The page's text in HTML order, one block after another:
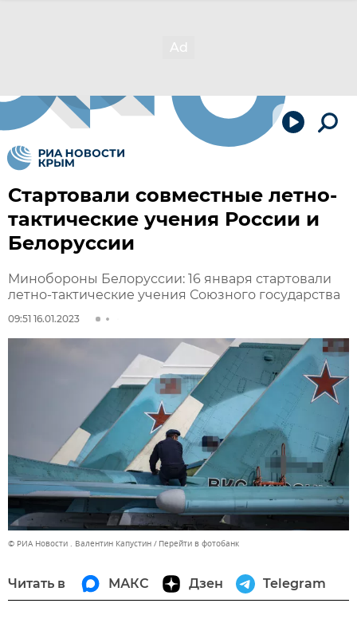
Стартовали совместные летно-
тактические учения России и
Белоруссии
Минобороны Белоруссии: 16 января стартовали
летно-тактические учения Союзного государства
09:51 16.01.2023
© РИА Новости . Валентин Капустин Перейти в фотобанк
Читать в МАКС Дзен Telegram